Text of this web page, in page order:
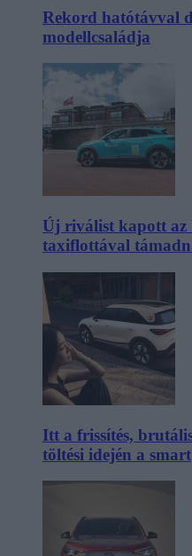
Rekord hatótávval
modellcsaládja
Új riválist kapott az
taxiflottával
Itt a frissítés,
töltési idején a smart